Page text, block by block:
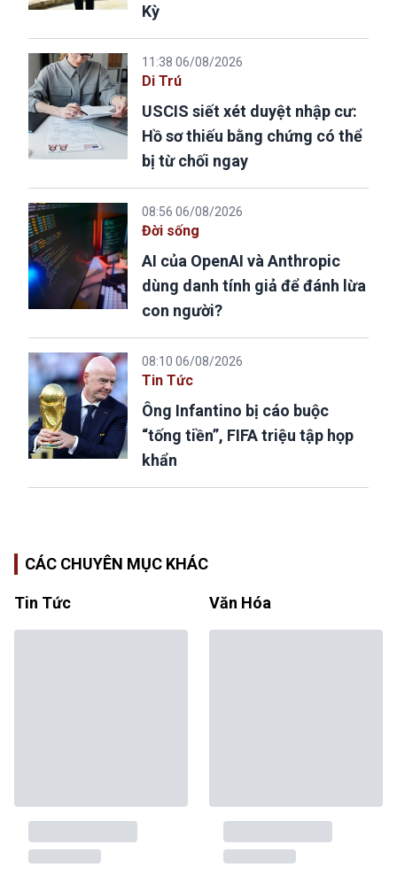
Kỳ
11:38 06/08/2026
Di Trú
USCIS siết xét duyệt nhập cư:
Hồ sơ thiếu bằng chứng có thể
bị từ chối ngay
08:56 06/08/2026
Đời sống
AI của OpenAI và Anthropic
dùng danh tính giả để đánh lừa
con người?
08:10 06/08/2026
Tin Tức
Ông Infantino bị cáo buộc
“tống tiền”, FIFA triệu tập họp
khẩn
CÁC CHUYÊN MỤC KHÁC
Tin Tức Văn Hóa